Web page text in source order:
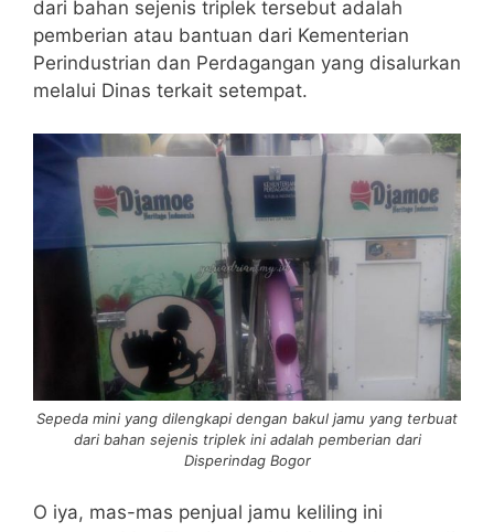
dari bahan sejenis triplek tersebut adalah
pemberian atau bantuan dari Kementerian
Perindustrian dan Perdagangan yang disalurkan
melalui Dinas terkait setempat.
Sepeda mini yang dilengkapi dengan bakul jamu yang terbuat
dari bahan sejenis triplek ini adalah pemberian dari
Disperindag Bogor
O iya, mas-mas penjual jamu keliling ini